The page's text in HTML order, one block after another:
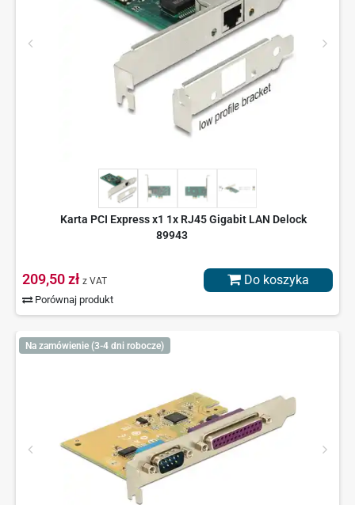
Karta PCI Express x1 1x RJ45 Gigabit LAN Delock
89943
209,50 zł z VAT
Porównaj produkt
Do koszyka
Na zamówienie (3-4 dni robocze)